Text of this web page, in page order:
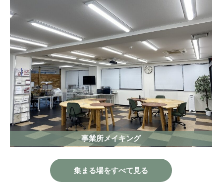
事業所メイキング
集まる場をすべて見る